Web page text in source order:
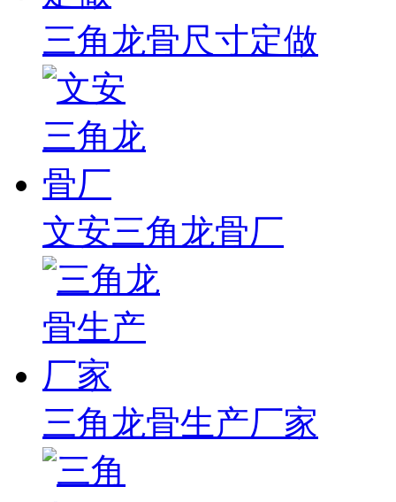
三角龙骨尺寸定做
文安三角龙骨厂
三角龙骨生产厂家